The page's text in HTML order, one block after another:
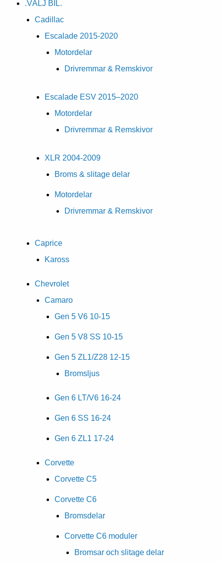
.VÄLJ BIL.
Cadillac
Escalade 2015-2020
Motordelar
Drivremmar & Remskivor
Escalade ESV 2015–2020
Motordelar
Drivremmar & Remskivor
XLR 2004-2009
Broms & slitage delar
Motordelar
Drivremmar & Remskivor
Caprice
Kaross
Chevrolet
Camaro
Gen 5 V6 10-15
Gen 5 V8 SS 10-15
Gen 5 ZL1/Z28 12-15
Bromsljus
Gen 6 LT/V6 16-24
Gen 6 SS 16-24
Gen 6 ZL1 17-24
Corvette
Corvette C5
Corvette C6
Bromsdelar
Corvette C6 moduler
Bromsar och slitage delar